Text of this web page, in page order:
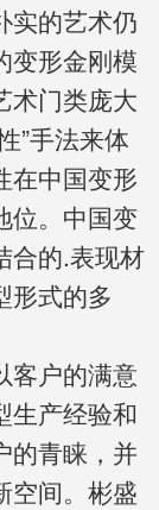
实的艺术仍
变形金刚模
术门类庞大
”手法来体
在中国变形
位。中国变
合的.表现材
形式的多
客户的满意
生产经验和
的青睐，并
空间。彬盛